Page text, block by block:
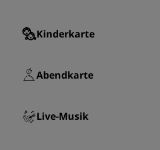
Kinderkarte
Abendkarte
Live-Musik